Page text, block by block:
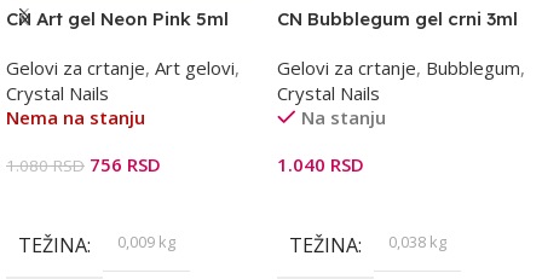
CN Art gel Neon Pink 5ml
Gelovi za crtanje, Art gelovi,
Crystal Nails
Nema na stanju
1.080RSD 756 RSD
TEŽINA 0,009 kg
CN Bubblegum gel crni 3ml
Gelovi za crtanje, Bubblegum,
Crystal Nails
Na stanju
1.040 RSD
TEŽINA 0,038 kg